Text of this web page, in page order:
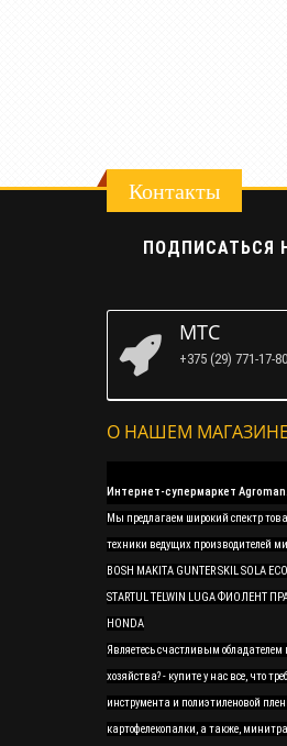
Контакты
ПОДПИСАТЬСЯ
МТС
+375 (29) 771-17-80
О НАШЕМ МАГАЗИНЕ
Интернет-супермаркет
Мы предлагаем широкий спектр
техники ведущих производителей
BOSH MAKITA GUNTER SKIL SOLA
STARTUL TELWIN LUGA ФИОЛЕНТ
HONDA
Являетесь счастливым обладателем
хозяйства? - купите у нас все, что
инструмента и полиэтиленовой
картофелекопалки, а также,